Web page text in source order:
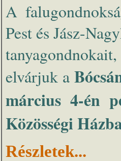
A
Pest és Jász-
elvárjuk a
március 4-én
Közösségi
Részletek...